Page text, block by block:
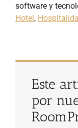
software y
Hotel,
Este
por